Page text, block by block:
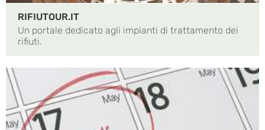
RIFIUTOUR.IT
Un portale dedicato agli impianti di trattamento dei
rifiuti.